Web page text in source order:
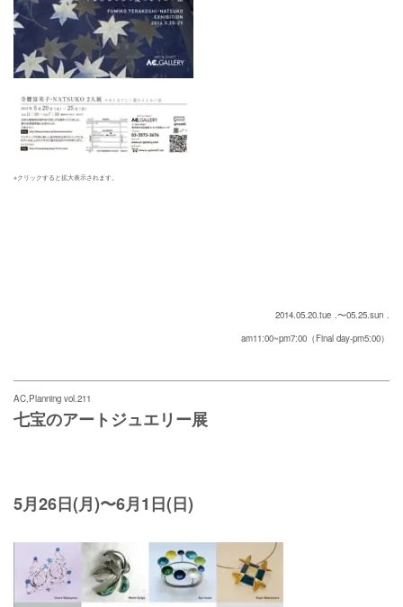
※クリックすると拡大表示されます。
2014.05.20.tue .〜05.25.sun .
am11:00~pm7:00（Final day-pm5:00）
AC,Planning vol.211
七宝のアートジュエリー展
5月26日(月)〜6月1日(日)